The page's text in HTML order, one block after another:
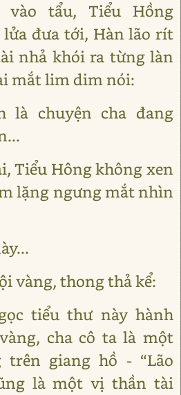
vào tẩu, Tiểu Hồng
đưa tới, Hàn lão rít
nhả khói ra từng làn
mắt lim dim nói:
là chuyện cha đang
Tiểu Hông không xen
lặng ngưng mắt nhìn
vàng, thong thả kể:
tiểu thư này hành
cha cô ta là một
giang hồ - “Lão
là một vị thần tài